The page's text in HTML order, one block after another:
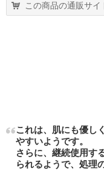
この商品の通販サイ
これは、肌にも優し
やすいようです。
さらに、継続使用す
られるようで、処理